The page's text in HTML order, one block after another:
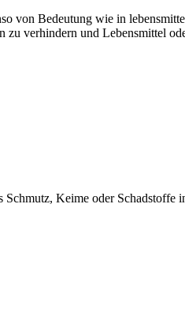
von Bedeutung wie in
verhindern und Lebensmittel
Keime oder